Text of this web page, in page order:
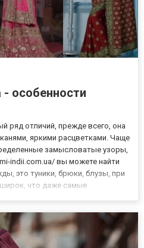
особенности
ряд отличий, прежде всего, она
яркими расцветками. Чаще
замысловатые узоры,
indii.com.ua/ вы можете найти
это туники, брюки, блузы, при
что даже самые